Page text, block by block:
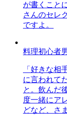
が書くこと
さんのセレ
ですよ。
料理初心者
「好きな相
に言われて
と。飲んだ
度一緒にア
どなど、さ